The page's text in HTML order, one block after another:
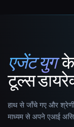
That AI
एजेंट युगके
टूल्स
हाथ से जाँचे गए और
माध्यम से अपने एआई